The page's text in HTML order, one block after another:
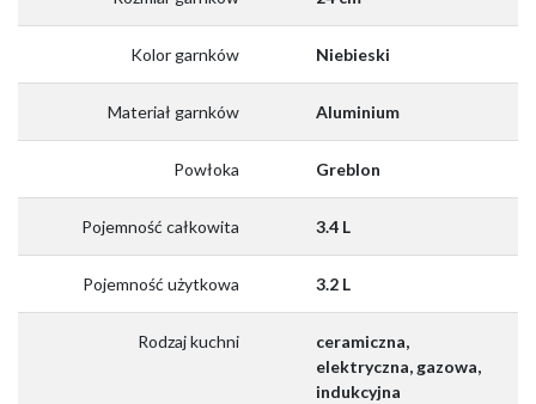
Kolor garnków Niebieski
Materiał garnków Aluminium
Powłoka Greblon
Pojemność całkowita 3.4 L
Pojemność użytkowa 3.2 L
Rodzaj kuchni
ceramiczna,
elektryczna, gazowa,
indukcyjna